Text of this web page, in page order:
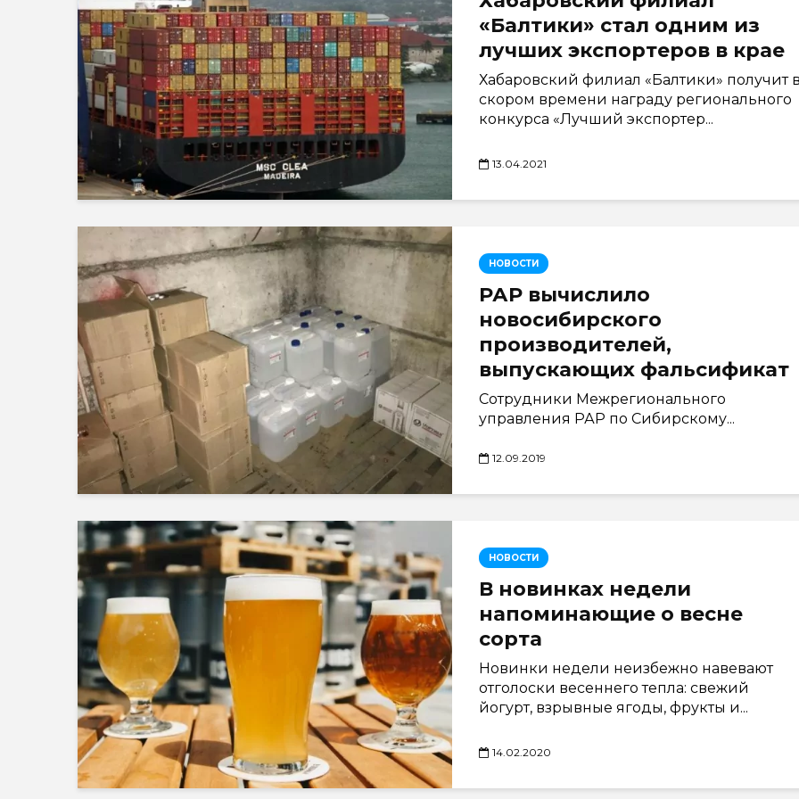
«Балтики» стал одним из
лучших экспортеров в крае
Хабаровский филиал «Балтики» получит
скором времени награду регионального
конкурса «Лучший экспортер...
13.04.2021
НОВОСТИ
РАР вычислило
новосибирского
производителей,
выпускающих фальсификат
Сотрудники Межрегионального
управления РАР по Сибирскому...
12.09.2019
НОВОСТИ
В новинках недели
напоминающие о весне
сорта
Новинки недели неизбежно навевают
отголоски весеннего тепла: свежий
йогурт, взрывные ягоды, фрукты и...
14.02.2020